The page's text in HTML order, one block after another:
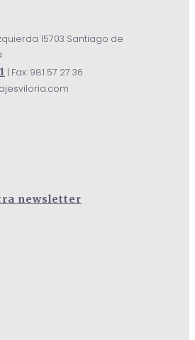
15703 Santiago de
| Fax: 981 57 27 36
newsletter